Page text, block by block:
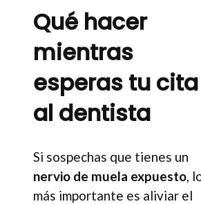
Qué hacer
mientras
esperas tu cita
al dentista
Si sospechas que tienes un
nervio de muela expuesto,
más importante es aliviar el